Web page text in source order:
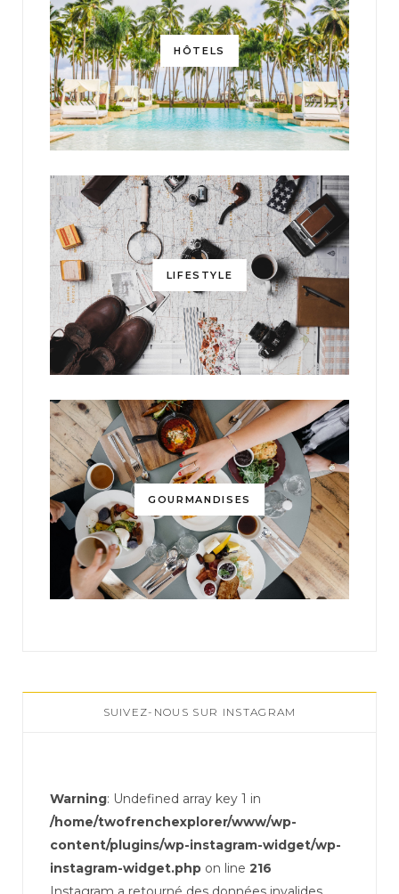
HÔTELS
LIFESTYLE
GOURMANDISES
SUIVEZ-NOUS SUR INSTAGRAM
Warning: Undefined array key 1 in
/home/twofrenchexplorer/www/wp-
content/plugins/wp-instagram-widget/wp-
instagram-widget.php on line 216